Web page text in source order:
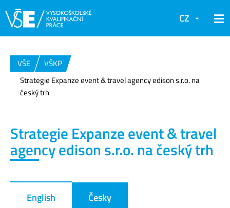
CZ
VŠE
VŠKP
Strategie Expanze event & travel agency edison s.r.o. na
český trh
Strategie Expanze event & travel
agency edison s.r.o. na český trh
English Česky